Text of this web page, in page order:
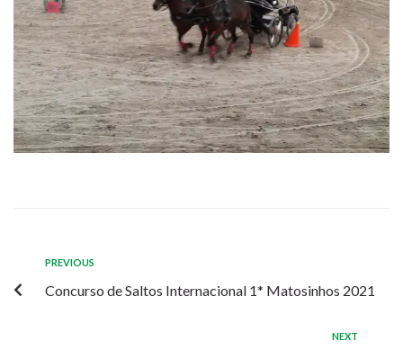
PREVIOUS
Concurso de Saltos Internacional 1* Matosinhos 2021
NEXT